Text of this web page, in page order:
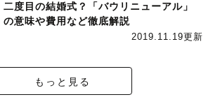
二度目の結婚式？「バウリニューアル」
の意味や費用など徹底解説
2019.11.19更新
もっと見る